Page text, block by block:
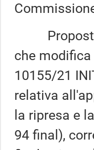
Proposta
che modifica
10155/21
relativa
la ripresa e
94 final),